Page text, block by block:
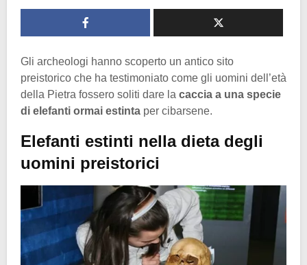
Gli archeologi hanno scoperto un antico sito
preistorico che ha testimoniato come gli uomini dell’età
della Pietra fossero soliti dare la caccia a una specie
di elefanti ormai estinta per cibarsene.
Elefanti estinti nella dieta degli
uomini preistorici